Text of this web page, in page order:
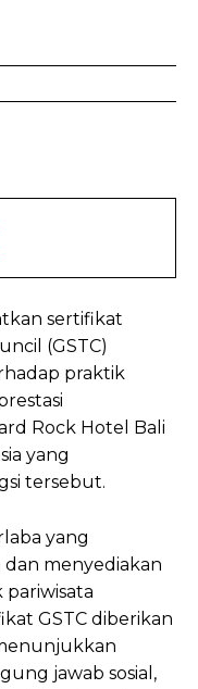
sertifikat
(GSTC)
praktik
Rock Hotel Bali
yang
tersebut.
yang
menyediakan
GSTC diberikan
jawab sosial,